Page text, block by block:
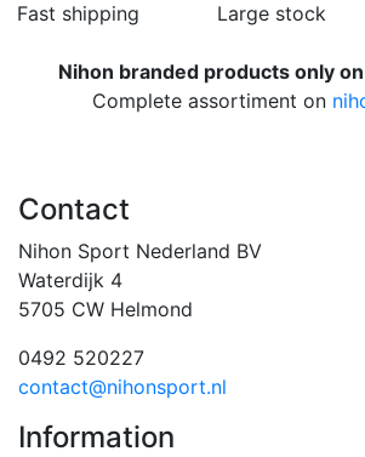
Fast shipping Large stock
Nihon branded products only
Complete assortiment on
Contact
Nihon Sport Nederland BV
Waterdijk 4
5705 CW Helmond
0492 520227
contact@nihonsport.nl
Information